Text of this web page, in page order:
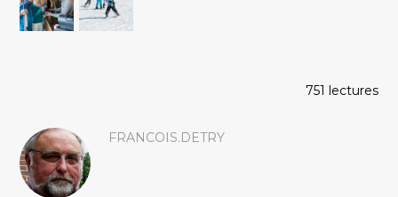
751 lectures
FRANCOIS.DETRY